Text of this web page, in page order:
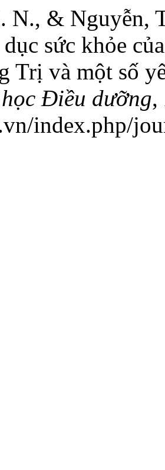
N., & Nguyễn,
sức khỏe
Trị và một số
Điều dưỡng,
index.php/